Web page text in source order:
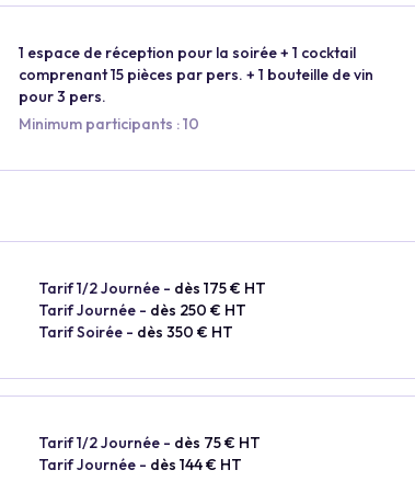
1 espace de réception pour la soirée + 1 cocktail
comprenant 15 pièces par pers. + 1 bouteille de vin
pour 3 pers.
Minimum participants : 10
Tarif 1/2 Journée - dès 175 € HT
Tarif Journée - dès 250 € HT
Tarif Soirée - dès 350 € HT
Tarif 1/2 Journée - dès 75 € HT
Tarif Journée - dès 144 € HT